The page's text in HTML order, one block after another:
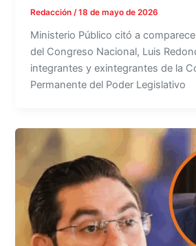
Redacción/18 de mayo de 2026
Ministerio Público citó a
del Congreso Nacional, Luis
integrantes y exintegrantes de la
Permanente del Poder Legislativo